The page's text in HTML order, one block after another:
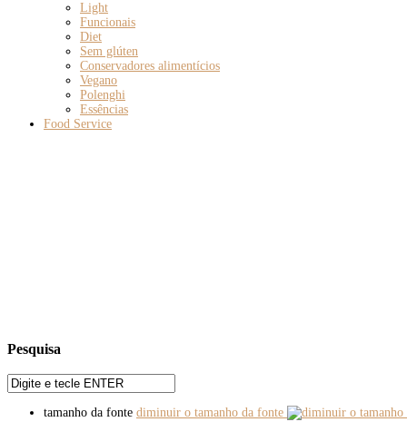
Light
Funcionais
Diet
Sem glúten
Conservadores alimentícios
Vegano
Polenghi
Essências
Food Service
Pesquisa
tamanho da fonte diminuir o tamanho da fonte